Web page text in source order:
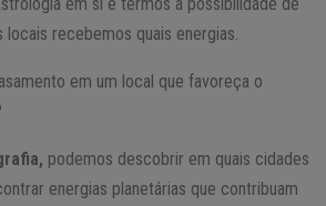
recebemos quais energias.
em um local que favoreça o
podemos descobrir em quais cidades
energias planetárias que contribuam